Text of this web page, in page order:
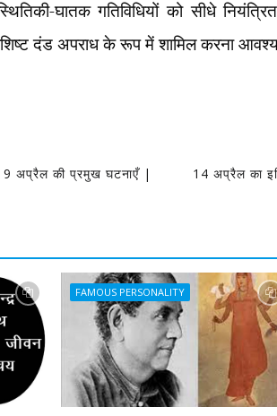
घातक गतिविधियों को सीधे
दंड अपराध के रूप में शामिल करना
अप्रैल की प्रमुख घटनाएँ |
14 अप्रैल का
FAMOUS PERSONALITY